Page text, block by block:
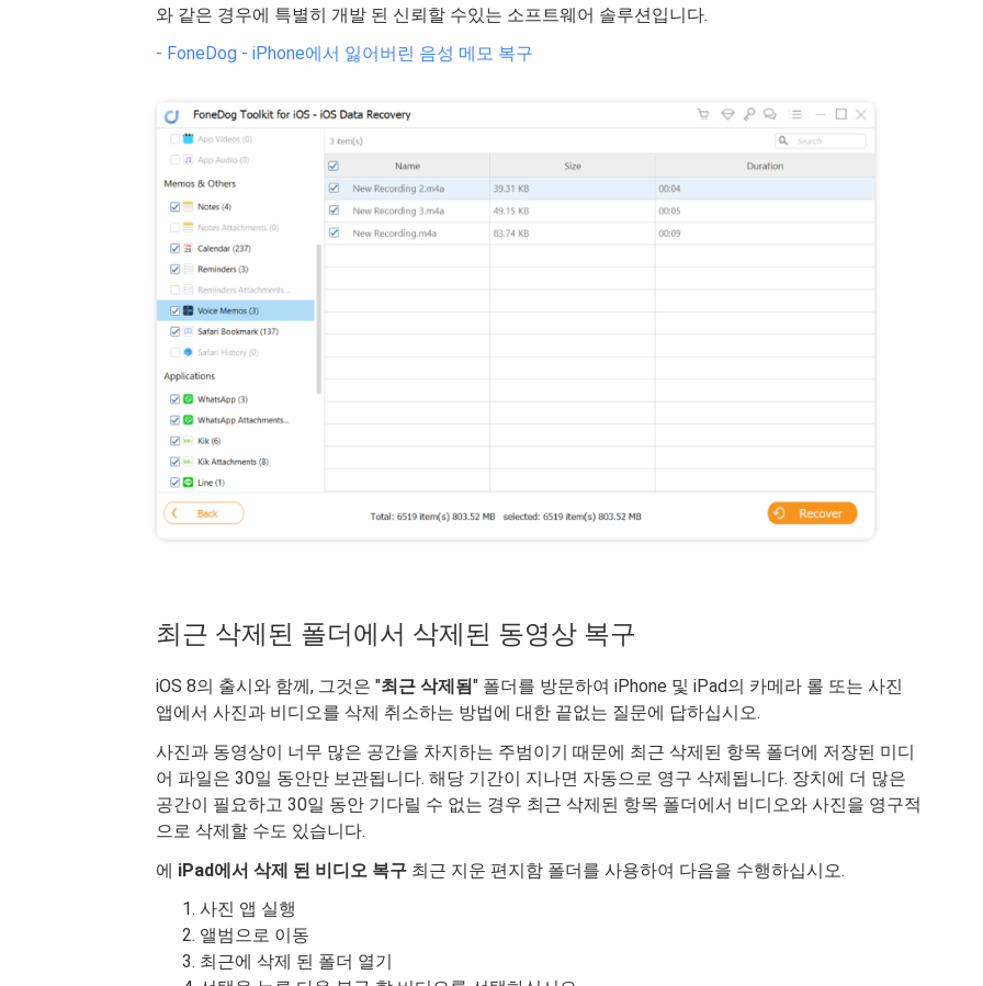
와 같은 경우에 특별히 개발 된 신뢰할 수있는 소프트웨어 솔루션입니다.
- FoneDog - iPhone에서 잃어버린 음성 메모 복구
최근 삭제된 폴더에서 삭제된 동영상 복구
iOS 8의 출시와 함께, 그것은 "최근 삭제됨" 폴더를 방문하여 iPhone 및 iPad의 카메라 롤 또는 사진
앱에서 사진과 비디오를 삭제 취소하는 방법에 대한 끝없는 질문에 답하십시오.
사진과 동영상이 너무 많은 공간을 차지하는 주범이기 때문에 최근 삭제된 항목 폴더에 저장된 미디
어 파일은 30일 동안만 보관됩니다. 해당 기간이 지나면 자동으로 영구 삭제됩니다. 장치에 더 많은
공간이 필요하고 30일 동안 기다릴 수 없는 경우 최근 삭제된 항목 폴더에서 비디오와 사진을 영구적
으로 삭제할 수도 있습니다.
에 iPad에서 삭제 된 비디오 복구 최근 지운 편지함 폴더를 사용하여 다음을 수행하십시오.
사진 앱 실행
앨범으로 이동
최근에 삭제 된 폴더 열기